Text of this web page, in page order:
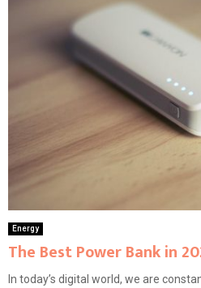
Energy
The Best Power Bank in
In today’s digital world, we are